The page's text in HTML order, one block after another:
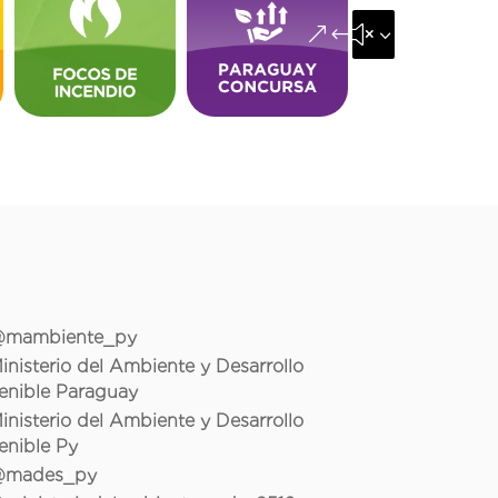
&#x35;
del Ambiente y Desarrollo
Paraguay
del Ambiente y Desarrollo
Py